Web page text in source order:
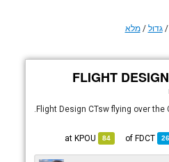
/גדול /מלא
FLIGHT
Flight Design CTsw flying over the
FDCT
84
KPOU